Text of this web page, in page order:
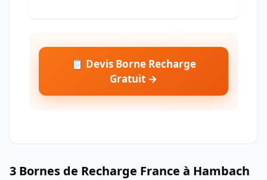
📋 Devis Borne Recharge
Gratuit →
3 Bornes de Recharge France à Hambach